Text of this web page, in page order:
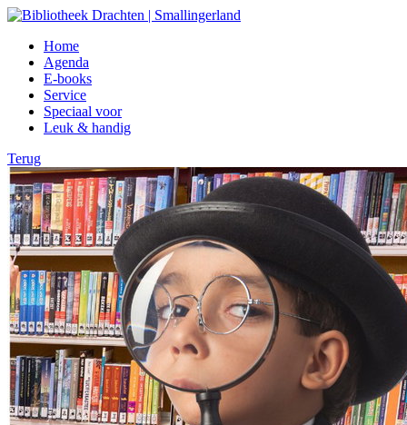
Home
Agenda
E-books
Service
Speciaal voor
Leuk & handig
Terug